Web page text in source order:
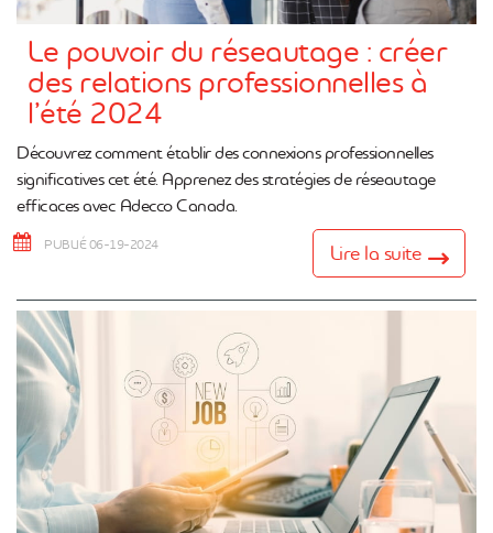
Le pouvoir du réseautage : créer
des relations professionnelles à
l’été 2024
Découvrez comment établir des connexions professionnelles
significatives cet été. Apprenez des stratégies de réseautage
efficaces avec Adecco Canada.
PUBLIÉ 06-19-2024 Lire la suite